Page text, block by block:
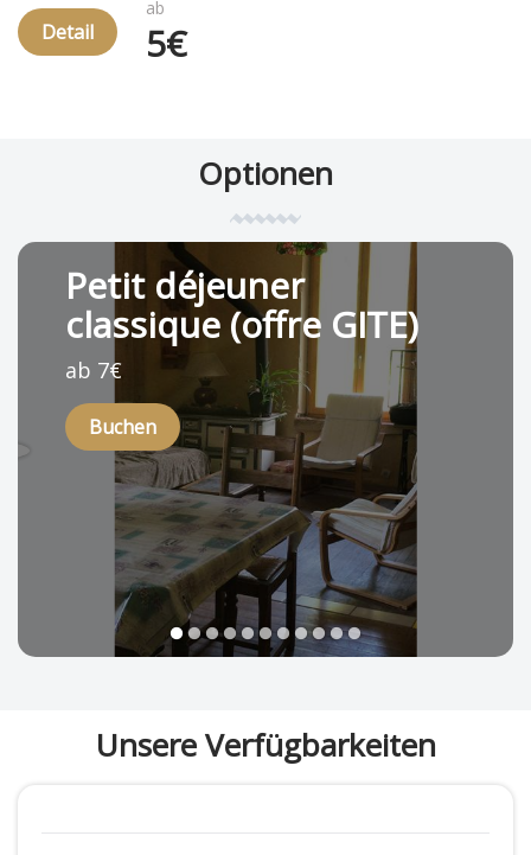
Detail
ab
5€
Optionen
Petit déjeuner
classique (offre GITE)
ab 7€
Buchen
1 2 3 5 7 8 9 1011
Unsere Verfügbarkeiten